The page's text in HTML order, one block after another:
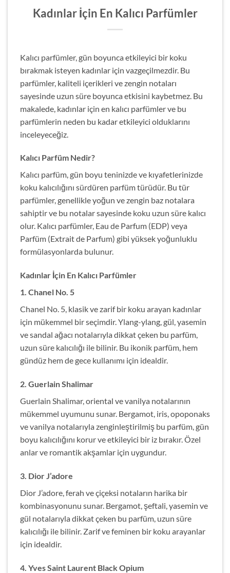
Kadınlar İçin En Kalıcı Parfümler
Kalıcı parfümler, gün boyunca etkileyici bir koku
bırakmak isteyen kadınlar için vazgeçilmezdir. Bu
parfümler, kaliteli içerikleri ve zengin notaları
sayesinde uzun süre boyunca etkisini kaybetmez. Bu
makalede, kadınlar için en kalıcı parfümler ve bu
parfümlerin neden bu kadar etkileyici olduklarını
inceleyeceğiz.
Kalıcı Parfüm Nedir?
Kalıcı parfüm, gün boyu teninizde ve kıyafetlerinizde
koku kalıcılığını sürdüren parfüm türüdür. Bu tür
parfümler, genellikle yoğun ve zengin baz notalara
sahiptir ve bu notalar sayesinde koku uzun süre kalıcı
olur. Kalıcı parfümler, Eau de Parfum (EDP) veya
Parfüm (Extrait de Parfum) gibi yüksek yoğunluklu
formülasyonlarda bulunur.
Kadınlar İçin En Kalıcı Parfümler
1. Chanel No. 5
Chanel No. 5, klasik ve zarif bir koku arayan kadınlar
için mükemmel bir seçimdir. Ylang-ylang, gül, yasemin
ve sandal ağacı notalarıyla dikkat çeken bu parfüm,
uzun süre kalıcılığı ile bilinir. Bu ikonik parfüm, hem
gündüz hem de gece kullanımı için idealdir.
2. Guerlain Shalimar
Guerlain Shalimar, oriental ve vanilya notalarının
mükemmel uyumunu sunar. Bergamot, iris, opoponaks
ve vanilya notalarıyla zenginleştirilmiş bu parfüm, gün
boyu kalıcılığını korur ve etkileyici bir iz bırakır. Özel
anlar ve romantik akşamlar için uygundur.
3. Dior J’adore
Dior J’adore, ferah ve çiçeksi notaların harika bir
kombinasyonunu sunar. Bergamot, şeftali, yasemin ve
gül notalarıyla dikkat çeken bu parfüm, uzun süre
kalıcılığı ile bilinir. Zarif ve feminen bir koku arayanlar
için idealdir.
4. Yves Saint Laurent Black Opium